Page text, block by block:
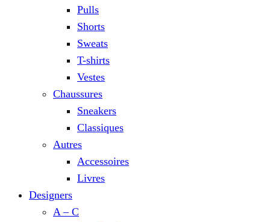
Pulls
Shorts
Sweats
T-shirts
Vestes
Chaussures
Sneakers
Classiques
Autres
Accessoires
Livres
Designers
A – C